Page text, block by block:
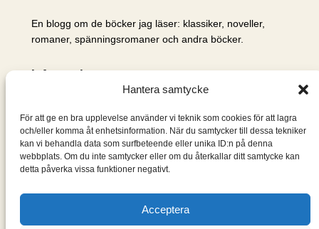
Hantera samtycke
För att ge en bra upplevelse använder vi teknik som cookies för att lagra
och/eller komma åt enhetsinformation. När du samtycker till dessa tekniker
kan vi behandla data som surfbeteende eller unika ID:n på denna
webbplats. Om du inte samtycker eller om du återkallar ditt samtycke kan
detta påverka vissa funktioner negativt.
Acceptera
En blogg om de böcker jag läser: klassiker, noveller,
romaner, spänningsromaner och andra böcker.
Information
Om mig & om bloggen
S
ö
k